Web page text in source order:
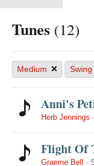
Tunes (12)
Medium × Swing
Anni's
Herb Jennings ·
Flight Of
Graeme Bell ·